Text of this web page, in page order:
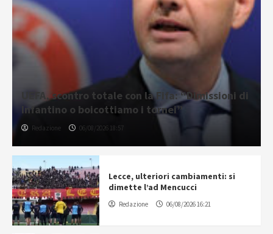
UEFA, scontro totale con la Fifa: “Dimissioni di
Infantino o boicottiamo i tornei”
Redazione 06/08/2026 18:57
Lecce, ulteriori cambiamenti: si
dimette l’ad Mencucci
Redazione 06/08/2026 16:21